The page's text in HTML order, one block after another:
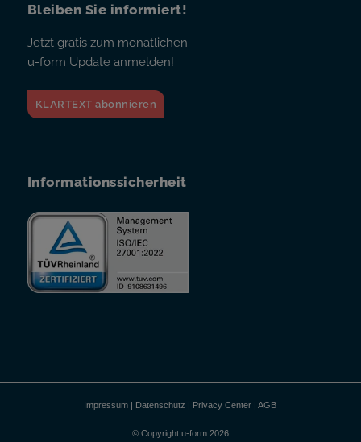
Bleiben Sie informiert!
Jetzt gratiszum monatlichen
u-form Update anmelden!
KLARTEXT abonnieren
Informationssicherheit
Impressum | Datenschutz | Privacy Center |AGB
© Copyright u-form 2026